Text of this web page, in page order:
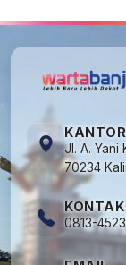
KANTOR
Jl. A. Yani
70234
KONTAK
0813-